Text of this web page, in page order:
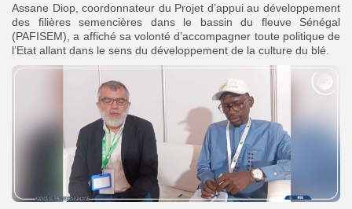
Assane Diop, coordonnateur du Projet d’appui au développement
des filières semencières dans le bassin du fleuve Sénégal
(PAFISEM), a affiché sa volonté d’accompagner toute politique de
l’Etat allant dans le sens du développement de la culture du blé.